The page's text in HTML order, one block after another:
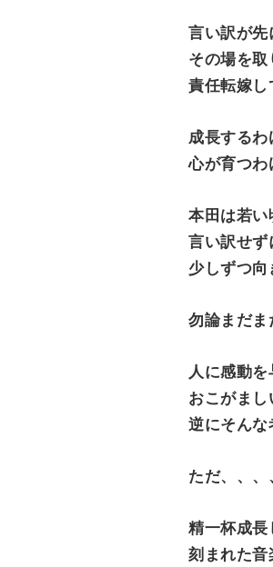
言い訳が先
その場を取
責任転嫁し
成長するわ
心が育つわ
本田は若い
言い訳せず
少しずつ向
勿論まだま
人に感動
おこがまし
逆にそんな
ただ、、、
精一杯成長
刻まれた音